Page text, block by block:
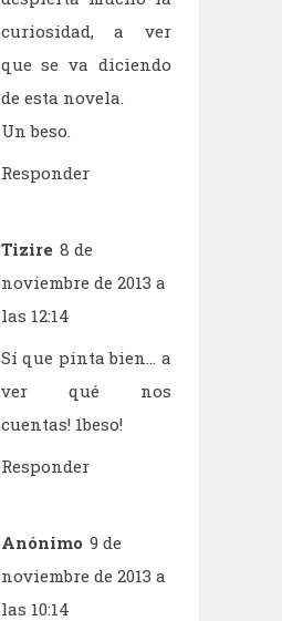
curiosidad, a ver
que se va diciendo
de esta novela.
Un beso.
Responder
Tizire 8 de
noviembre de 2013 a
las 12:14
Sí que pinta bien... a
ver qué nos
cuentas! 1beso!
Responder
Anónimo 9 de
noviembre de 2013 a
las 10:14